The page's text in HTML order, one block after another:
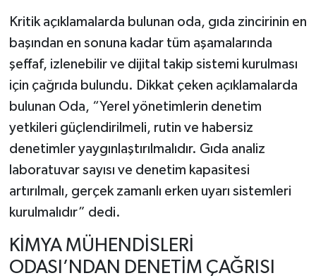
Kritik açıklamalarda bulunan oda, gıda zincirinin en
başından en sonuna kadar tüm aşamalarında
şeffaf, izlenebilir ve dijital takip sistemi kurulması
için çağrıda bulundu. Dikkat çeken açıklamalarda
bulunan Oda, “Yerel yönetimlerin denetim
yetkileri güçlendirilmeli, rutin ve habersiz
denetimler yaygınlaştırılmalıdır. Gıda analiz
laboratuvar sayısı ve denetim kapasitesi
artırılmalı, gerçek zamanlı erken uyarı sistemleri
kurulmalıdır” dedi.
KİMYA MÜHENDİSLERİ
ODASI’NDAN DENETİM ÇAĞRISI